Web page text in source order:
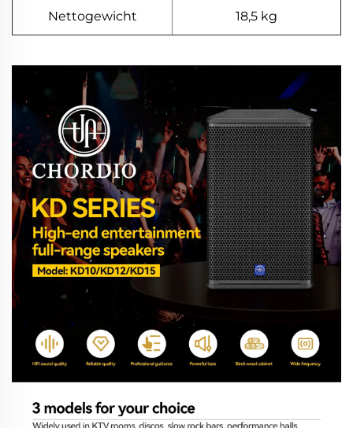
Nettogewicht 18,5 kg